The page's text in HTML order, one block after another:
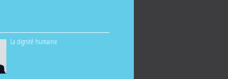
La dignité humaine